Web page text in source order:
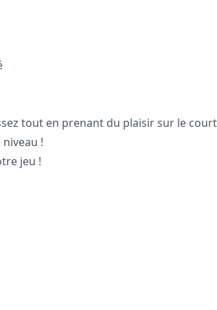
tout en prenant du plaisir sur le
!
jeu !